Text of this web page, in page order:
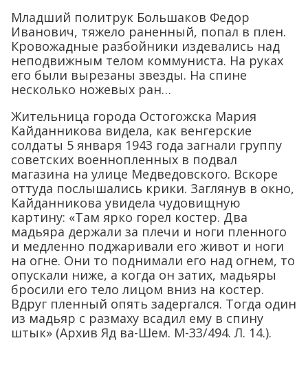
Младший политрук Большаков Федор
Иванович, тяжело раненный, попал в плен.
Кровожадные разбойники издевались над
неподвижным телом коммуниста. На руках
его были вырезаны звезды. На спине
несколько ножевых ран…
Жительница города Остогожска Мария
Кайданникова видела, как венгерские
солдаты 5 января 1943 года загнали группу
советских военнопленных в подвал
магазина на улице Медведовского. Вскоре
оттуда послышались крики. Заглянув в окно,
Кайданникова увидела чудовищную
картину: «Там ярко горел костер. Два
мадьяра держали за плечи и ноги пленного
и медленно поджаривали его живот и ноги
на огне. Они то поднимали его над огнем, то
опускали ниже, а когда он затих, мадьяры
бросили его тело лицом вниз на костер.
Вдруг пленный опять задергался. Тогда один
из мадьяр с размаху всадил ему в спину
штык» (Архив Яд ва-Шем. М-33/494. Л. 14.).